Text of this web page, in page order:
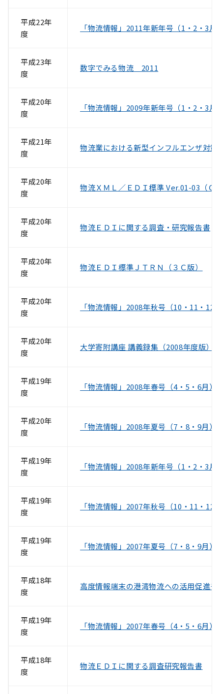
平成22年
度
「物流情報」2011年新年号（1・2・3月
平成23年
度
数字でみる物流 2011
平成20年
度
「物流情報」2009年新年号（1・2・3月
平成21年
度
物流業における新型インフルエンザ対
平成20年
度
物流ＸＭＬ／ＥＤＩ標準 Ver.01-03（Ｃ
平成20年
度
物流ＥＤＩに関する調査・研究報告書
平成20年
度
物流ＥＤＩ標準ＪＴＲＮ（３Ｃ版）
平成20年
度
「物流情報」2008年秋号（10・11・12
平成20年
度
大学寄附講座 講義録集（2008年度版）
平成19年
度
「物流情報」2008年春号（4・5・6月）
平成20年
度
「物流情報」2008年夏号（7・8・9月）
平成19年
度
「物流情報」2008年新年号（1・2・3月
平成19年
度
「物流情報」2007年秋号（10・11・12
平成19年
度
「物流情報」2007年夏号（7・8・9月）
平成18年
度
高度情報端末の港湾物流への活用促進
平成19年
度
「物流情報」2007年春号（4・5・6月）
平成18年
度
物流ＥＤＩに関する調査研究報告書